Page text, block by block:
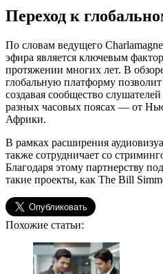
Переход к
По словам ведущего
эфира является ключевым
протяжении многих лет. В
глобальную платформу
создавая сообщество
разных часовых поясах — от
Африки.
В рамках расширения
также сотрудничает со
Благодаря этому партнерству
такие проекты, как The Bill
Похожие статьи: